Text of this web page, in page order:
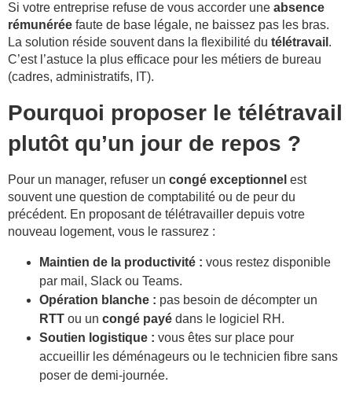
Si votre entreprise refuse de vous accorder une absence
rémunérée faute de base légale, ne baissez pas les bras.
La solution réside souvent dans la flexibilité du télétravail .
C’est l’astuce la plus efficace pour les métiers de bureau
(cadres, administratifs, IT).
Pourquoi proposer le télétravail
plutôt qu’un jour de repos ?
Pour un manager, refuser un congé exceptionnel est
souvent une question de comptabilité ou de peur du
précédent. En proposant de télétravailler depuis votre
nouveau logement, vous le rassurez :
Maintien de la productivité : vous restez disponible
par mail, Slack ou Teams.
Opération blanche : pas besoin de décompter un
RTT ou un congé payé dans le logiciel RH.
Soutien logistique : vous êtes sur place pour
accueillir les déménageurs ou le technicien fibre sans
poser de demi-journée.